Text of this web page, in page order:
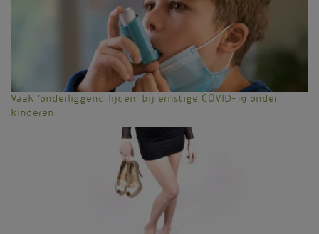
Vaak 'onderliggend lijden' bij ernstige COVID-19 onder
kinderen